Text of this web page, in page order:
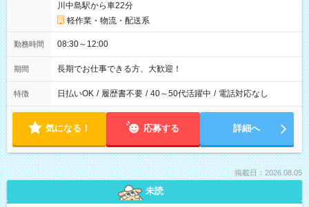
川中島駅から車22分
軽作業・物流・配送系
勤務時間 08:30～12:00
期間 長期でお仕事できる方、大歓迎！
特徴 日払いOK / 履歴書不要 / 40～50代活躍中 / 電話対応なし
気になる！ 応募する 詳細へ
掲載日：2026.08.05
未読